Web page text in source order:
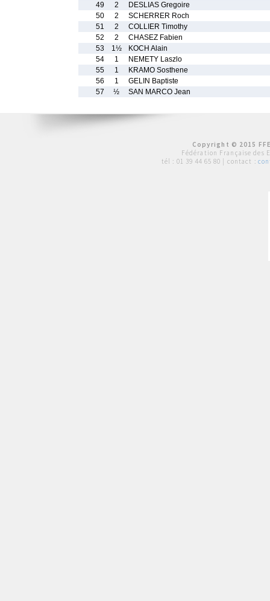
49
2
DESLIAS Gregoire
50
2
SCHERRER Roch
51
2
COLLIER Timothy
52
2
CHASEZ Fabien
53
1½
KOCH Alain
54
1
NEMETY Laszlo
55
1
KRAMO Sosthene
56
1
GELIN Baptiste
57
½ SAN MARCO Jean
Copyright © 2015
Fédération Française des
tél : 01 39 44 65 80 | contact :